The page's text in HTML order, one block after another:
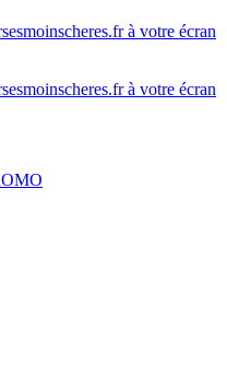
à votre écran
à votre écran